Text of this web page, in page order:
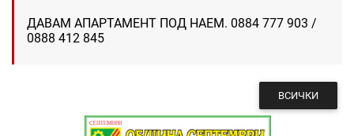
ДАВАМ АПАРТАМЕНТ ПОД НАЕМ. 0884 777 903 /
0888 412 845
ВСИЧКИ